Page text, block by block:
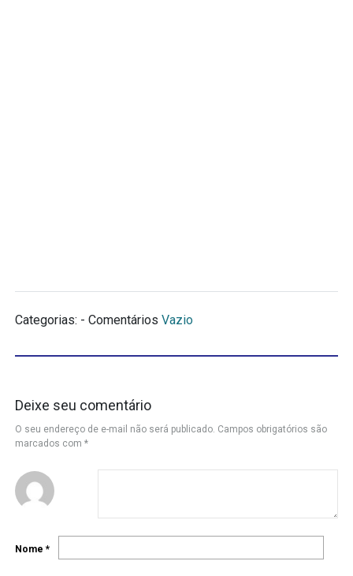
Categorias: - Comentários Vazio
Deixe seu comentário
O seu endereço de e-mail não será publicado. Campos obrigatórios são
marcados com *
Nome *